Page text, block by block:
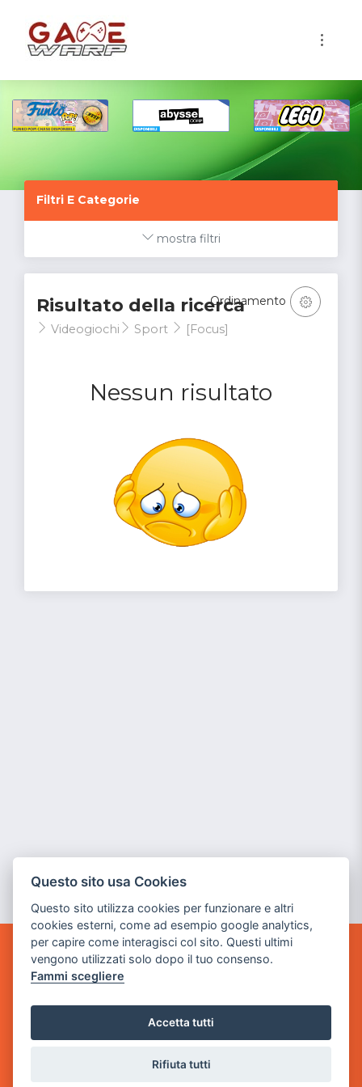
Filtri E Categorie
mostra filtri
Risultato della ricerca
Videogiochi Sport [Focus]
Nessun risultato
Ordinamento
GAME WARP
BY POWER GAME SRL
via Villaggio dei Platani, 3
Questo sito usa Cookies
Questo sito utilizza cookies per funzionare e altri
cookies esterni, come ad esempio google analytics,
per capire come interagisci col sito. Questi ultimi
vengono utilizzati solo dopo il tuo consenso.
Fammi scegliere
Accetta tutti
Rifiuta tutti